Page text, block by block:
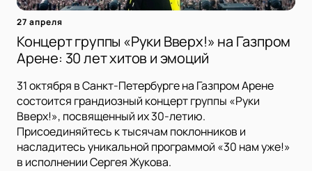
27 апреля
Концерт группы «Руки Вверх!» на Газпром
Арене: 30 лет хитов и эмоций
31 октября в Санкт-Петербурге на Газпром Арене
состоится грандиозный концерт группы «Руки
Вверх!», посвященный их 30-летию.
Присоединяйтесь к тысячам поклонников и
насладитесь уникальной программой «30 нам уже!»
в исполнении Сергея Жукова.